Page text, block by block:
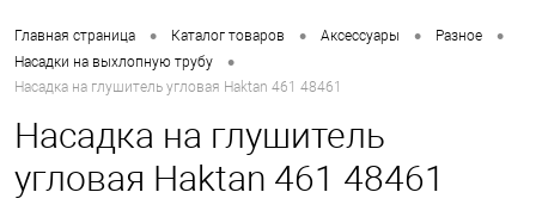
Главная страница • Каталог товаров • Аксессуары • Разное •
Насадки на выхлопную трубу •
Насадка на глушитель угловая Haktan 461 48461
Насадка на глушитель
угловая Haktan 461 48461